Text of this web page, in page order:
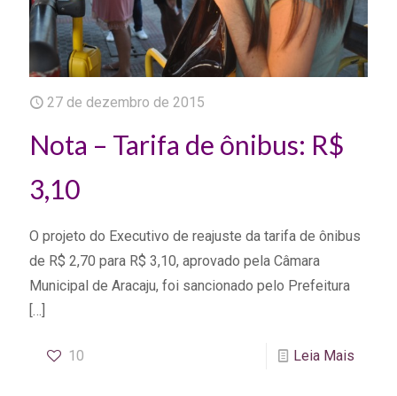
27 de dezembro de 2015
Nota – Tarifa de ônibus: R$
3,10
O projeto do Executivo de reajuste da tarifa de ônibus
de R$ 2,70 para R$ 3,10, aprovado pela Câmara
Municipal de Aracaju, foi sancionado pelo Prefeitura
[…]
10 Leia Mais